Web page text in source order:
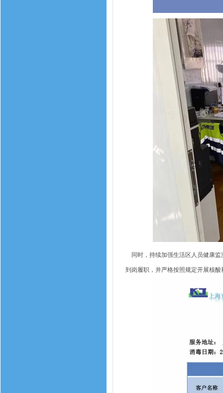
同时，持续加强生活区人员健康监
到岗履职，并严格按照规定开展核酸